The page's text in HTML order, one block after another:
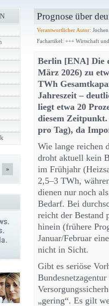
Prognose über
Verantwortlicher Autor:
Fachartikel: +++ Wirtschaft
Berlin [ENA] Die
März 2026) zu
TWh
Jahreszeit –
liegt etwa 20
diesem
pro Tag), da
Wie lange reichen
droht aktuell kein
im Frühjahr
2,5–3 TWh,
dienen nur noch
Bedarf. Bei
reicht der Bestand
hinein (frühere
Januar/Februar
nicht in Sicht.
Gibt es seriöse
„gering“. Es gilt
»